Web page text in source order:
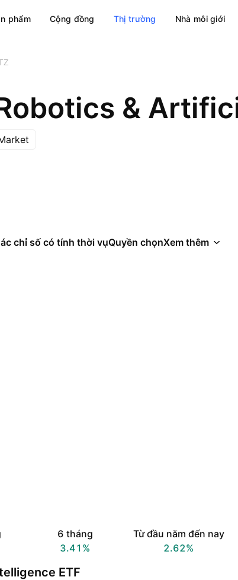
phẩm Cộng đồng Thị trường Nhà môi giới
&
chỉ số có tính thời vụQuyền chọnXem thêm
6 tháng
3.41%
Từ đầu năm đến nay
2.62%
ETF